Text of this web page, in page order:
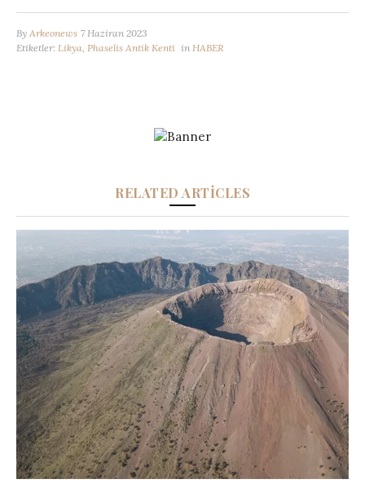
By Arkeonews 7 Haziran 2023
Etiketler: Likya Phaselis Antik Kenti in HABER
RELATED ARTICLES